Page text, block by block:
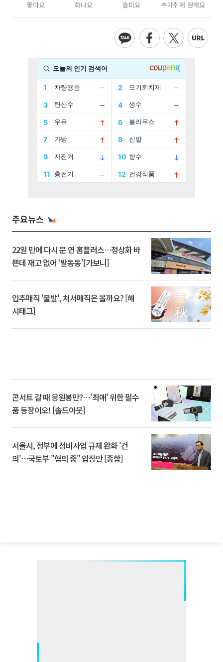
좋아요 화나요 슬퍼요 추가취재 원해요
주요뉴스
22일 만에 다시 문 연 홈플러스…정상화 바
쁜데 재고 없어 ‘발동동’[가보니]
입추매직 '불발', 처서매직은 올까요? [해
시태그]
콘서트 갈 때 응원봉만?⋯'최애' 위한 필수
품 등장이오! [솔드아웃]
서울시, 정부에 정비사업 규제 완화 '건
의'⋯국토부 "협의 중" 입장만 [종합]